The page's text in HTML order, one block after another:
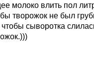
молоко влить пол
творожок не был
чтобы сыворотка